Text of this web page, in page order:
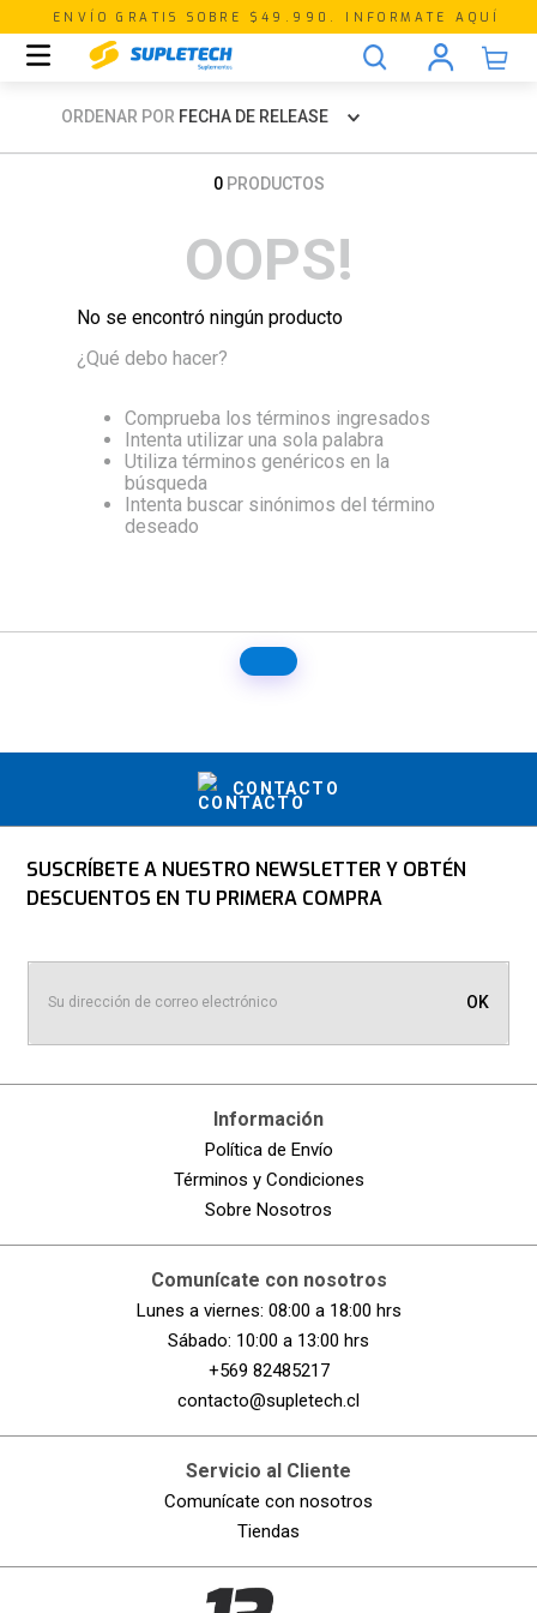
ENVÍO GRATIS SOBRE $49.990. INFORMATE AQUÍ
ORDENAR POR FECHA DE RELEASE
0 PRODUCTOS
OOPS!
No se encontró ningún producto
¿Qué debo hacer?
Comprueba los términos ingresados
Intenta utilizar una sola palabra
Utiliza términos genéricos en la
búsqueda
Intenta buscar sinónimos del término
deseado
CONTACTO
SUSCRÍBETE A NUESTRO NEWSLETTER Y OBTÉN
DESCUENTOS EN TU PRIMERA COMPRA
OK
Información
Política de Envío
Términos y Condiciones
Sobre Nosotros
Comunícate con nosotros
Lunes a viernes: 08:00 a 18:00 hrs
Sábado: 10:00 a 13:00 hrs
+569 82485217
contacto@supletech.cl
Servicio al Cliente
Comunícate con nosotros
Tiendas